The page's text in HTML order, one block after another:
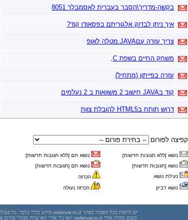
בקשה-מדריך\הסבר בעברית לאסמבלר 8051
איך ניתן לבדוק אלגוריתם בפסאודו קוד?
צריך עזרה עםJAVA.מטלה לאופ
משחק החיים בשפת C,
עזרה בפייתון (מתחיל)
קוד בJAVA חישוב 2 משוואות ב 2 נעלמים
דרוש תותח בHTML5 להובלת צוות
קפיצה לפורום
נושא [ללא תגובות חדשות]
נושא חם [ללא תגובות חדשות]
נושא [תגובות חדשות]
נושא חם [תגובות חדשות]
נעילת נושא
הכרזה
נושא דביק
הכרזה נעולה